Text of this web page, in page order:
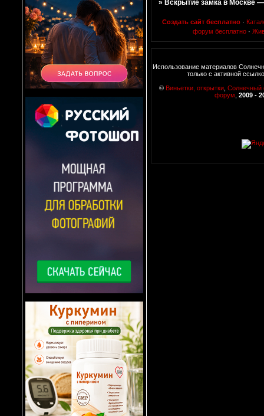
»Вскрытие замка в Москве
Создать сайт бесплатно ·
форум бесплатно ·
Использование материалов
только с активной
© Виньетки, открытки Солнечный
форум 2009 -